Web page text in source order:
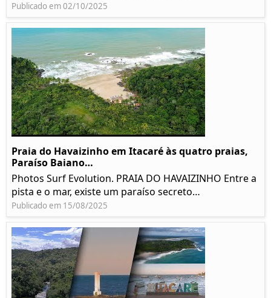
Publicado em 02/10/2025
Praia do Havaizinho em Itacaré às quatro praias,
Paraíso Baiano…
Photos Surf Evolution. PRAIA DO HAVAIZINHO Entre a
pista e o mar, existe um paraíso secreto…
Publicado em 15/08/2025